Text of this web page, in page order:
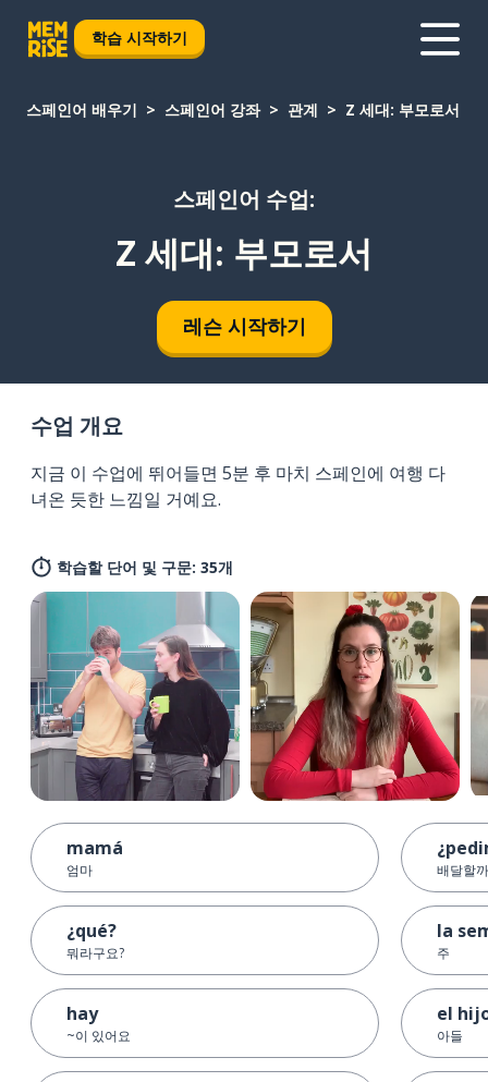
학습 시작하기
스페인어 배우기 스페인어 강좌 관계 Z 세대: 부모로서
스페인어 수업:
Z 세대: 부모로서
레슨 시작하기
수업 개요
지금 이 수업에 뛰어들면 5분 후 마치 스페인에 여행 다
녀온 듯한 느낌일 거예요.
학습할 단어 및 구문: 35개
mamá
엄마
¿qué?
뭐라구요?
hay
~이 있어요
배달할
la
주
el
아들